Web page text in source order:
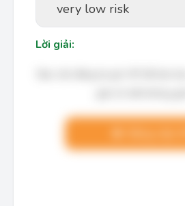
very low risk
Lời giải: